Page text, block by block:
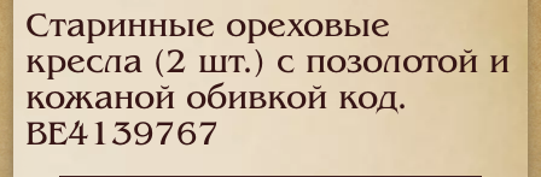
Старинные ореховые
кресла (2 шт.) с позолотой и
кожаной обивкой код.
BE4139767